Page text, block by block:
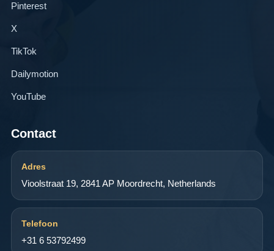
Pinterest
X
TikTok
Dailymotion
YouTube
Contact
Adres
Vioolstraat 19, 2841 AP Moordrecht, Netherlands
Telefoon
+31 6 53792499